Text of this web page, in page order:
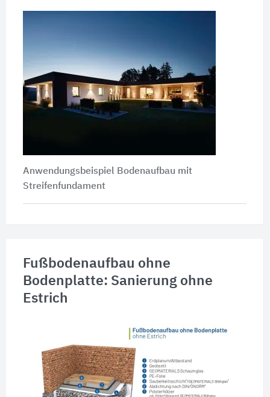
Anwendungsbeispiel Bodenaufbau mit
Streifenfundament
Fußbodenaufbau ohne
Bodenplatte: Sanierung ohne
Estrich